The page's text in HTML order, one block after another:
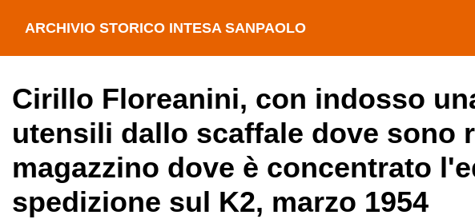
ARCHIVIO STORICO INTESA SANPAOLO
Cirillo Floreanini, con indosso
utensili dallo scaffale dove sono
magazzino dove è concentrato
spedizione sul K2, marzo 1954